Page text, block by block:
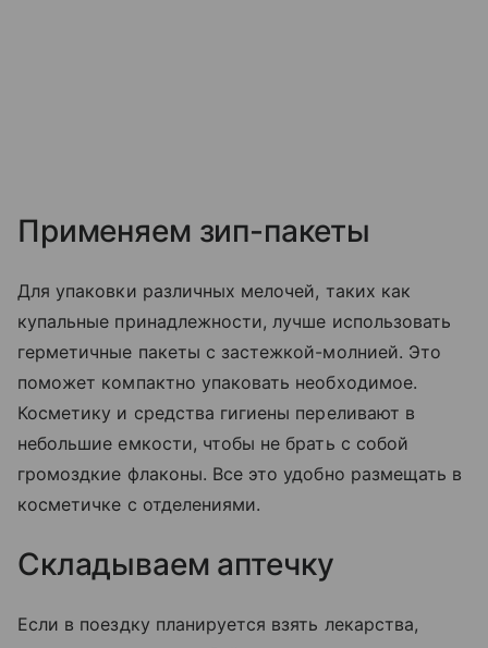
Применяем зип-пакеты
Для упаковки различных мелочей, таких как
купальные принадлежности, лучше использовать
герметичные пакеты с застежкой-молнией. Это
поможет компактно упаковать необходимое.
Косметику и средства гигиены переливают в
небольшие емкости, чтобы не брать с собой
громоздкие флаконы. Все это удобно размещать в
косметичке с отделениями.
Складываем аптечку
Если в поездку планируется взять лекарства,